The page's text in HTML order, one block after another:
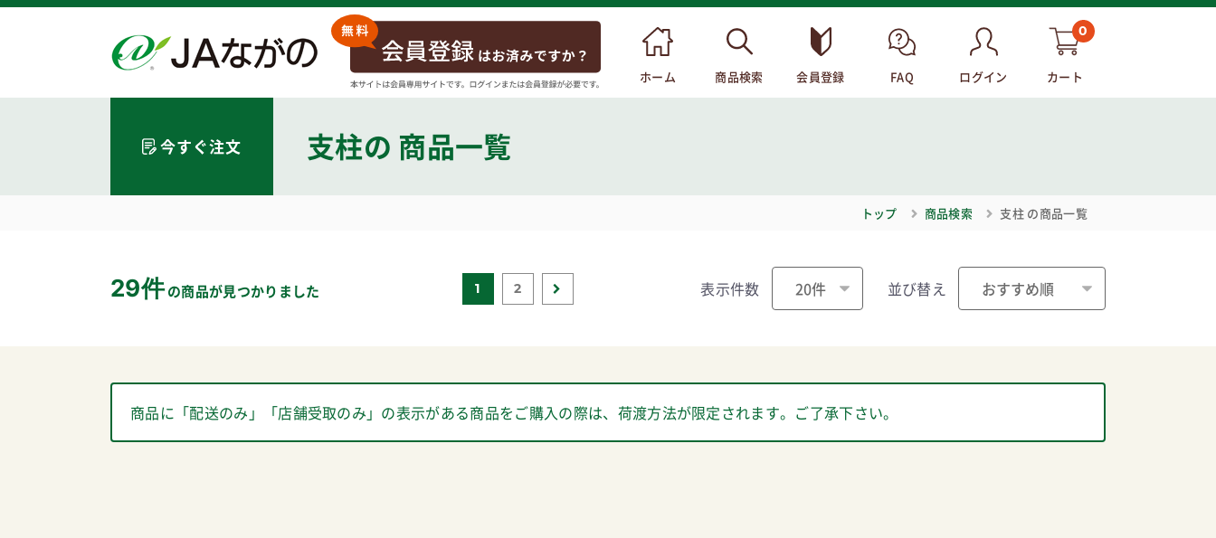
ホーム 商品検索 会員登録 FAQ ログイン
0
カート
今すぐ注文 支柱の 商品一覧
トップ 商品検索 支柱 の商品一覧
29件の商品が見つかりました 1 2 表示件数 並び替え
商品に「配送のみ」「店舗受取のみ」の表示がある商品をご購入の際は、荷渡方法が限定されます。ご了承下さい。